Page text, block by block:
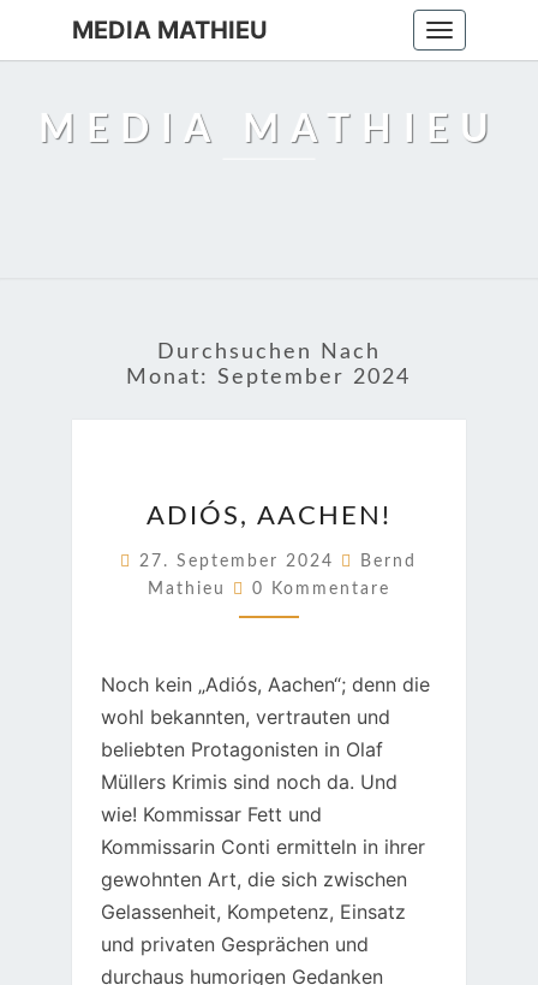
Toggle
navigation
MEDIA MATHIEU
MEDIA MATHIEU
Durchsuchen Nach
Monat:September 2024
AACHEN!
ADIÓS, AACHEN!
27. September 2024
Bernd
Mathieu
Kommentare
0 Kommentare
Noch kein „Adiós, Aachen“; denn die
wohl bekannten, vertrauten und
beliebten Protagonisten in Olaf
Müllers Krimis sind noch da. Und
wie! Kommissar Fett und
Kommissarin Conti ermitteln in ihrer
gewohnten Art, die sich zwischen
Gelassenheit, Kompetenz, Einsatz
und privaten Gesprächen und
durchaus humorigen Gedanken